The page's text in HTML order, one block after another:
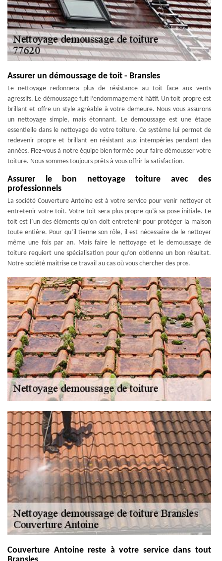
Assurer un démoussage de toit - Bransles
Le nettoyage redonnera plus de résistance au toit face aux vents
agressifs. Le démoussage fuit l’endommagement hâtif. Un toit propre est
brillant et offre un style agréable à votre demeure. Nous vous assurons
un nettoyage simple, mais étonnant. Le demoussage est une étape
essentielle dans le nettoyage de votre toiture. Ce système lui permet de
redevenir propre et brillant en résistant aux intempéries pendant des
années. Fiez-vous à notre équipe bien formée pour faire démousser votre
toiture. Nous sommes toujours prêts à vous offrir la satisfaction.
Assurer le bon nettoyage toiture avec des
professionnels
La société Couverture Antoine est à votre service pour venir nettoyer et
entretenir votre toit. Votre toit sera plus propre qu’à sa pose initiale. Le
toit est l’un des éléments qu’on doit entretenir pour protéger la maison
toute entière. Pour qu’il tienne son rôle, il est nécessaire de le nettoyer
même une fois par an. Mais faire le nettoyage et le demoussage de
toiture requiert une spécialisation pour qu’on obtienne un bon résultat.
Notre société maitrise ce travail au cas où vous chercher des pros.
Couverture Antoine reste à votre service dans tout